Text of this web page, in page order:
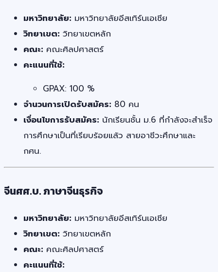
มหาวิทยาลัย: มหาวิทยาลัยอีสเทิร์นเอเชีย
วิทยาเขต: วิทยาเขตหลัก
คณะ: คณะศิลปศาสตร์
คะแนนที่ใช้:
GPAX: 100 %
จำนวนการเปิดรับสมัคร: 80 คน
เงื่อนไขการรับสมัคร: นักเรียนชั้น ม.6 ที่กำลังจะสำเร็จ
การศึกษาเป็นที่เรียบร้อยแล้ว สายอาชีวะศึกษาและ
กศน.
จีนศศ.บ. ภาษาจีนธุรกิจ
มหาวิทยาลัย: มหาวิทยาลัยอีสเทิร์นเอเชีย
วิทยาเขต: วิทยาเขตหลัก
คณะ: คณะศิลปศาสตร์
คะแนนที่ใช้: